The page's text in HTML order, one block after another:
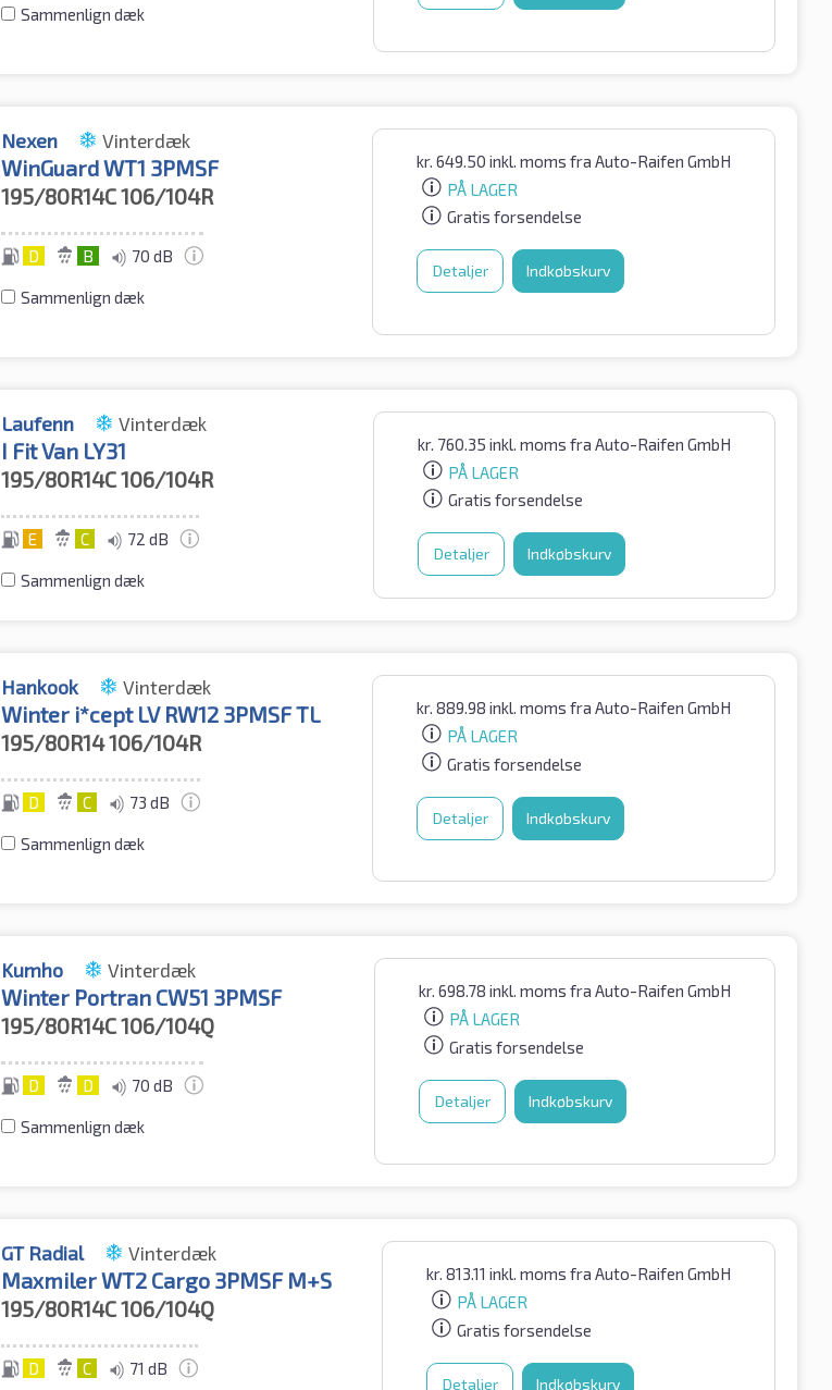
Sammenlign dæk
Nexen Vinterdæk
WinGuard WT1 3PMSF
195/80R14C106/104R
D B 70 dB
Sammenlign dæk
kr. 649.50 inkl. moms fra Auto-Raifen GmbH
PÅ LAGER
Gratis forsendelse
Detaljer Indkøbskurv
Laufenn Vinterdæk
I Fit Van LY31
195/80R14C106/104R
E C 72 dB
Sammenlign dæk
kr. 760.35 inkl. moms fra Auto-Raifen GmbH
PÅ LAGER
Gratis forsendelse
Detaljer Indkøbskurv
Hankook Vinterdæk
Winter i*cept LV RW12 3PMSF TL
195/80R14106/104R
D C 73 dB
Sammenlign dæk
kr. 889.98 inkl. moms fra Auto-Raifen GmbH
PÅ LAGER
Gratis forsendelse
Detaljer Indkøbskurv
Kumho Vinterdæk
Winter Portran CW51 3PMSF
195/80R14C106/104Q
D D 70 dB
Sammenlign dæk
kr. 698.78 inkl. moms fra Auto-Raifen GmbH
PÅ LAGER
Gratis forsendelse
Detaljer Indkøbskurv
GT Radial Vinterdæk
Maxmiler WT2 Cargo 3PMSF M+S
195/80R14C106/104Q
D C 71 dB
kr. 813.11 inkl. moms fra Auto-Raifen GmbH
PÅ LAGER
Gratis forsendelse
Detaljer Indkøbskurv